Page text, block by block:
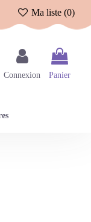
Ma liste (0)
Connexion Panier